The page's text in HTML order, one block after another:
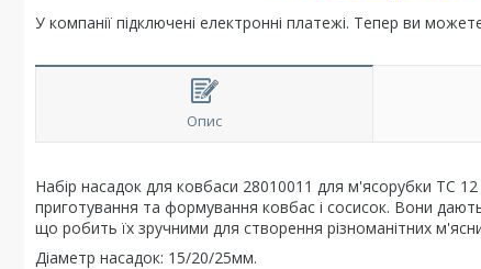
У компанії підключені електронні платежі. Тепер ви
Опис
Набір насадок для ковбаси 28010011 для м'ясорубки ТС
приготування та формування ковбас і сосисок. Вони
що робить їх зручними для створення різноманітних
Діаметр насадок: 15/20/25мм.